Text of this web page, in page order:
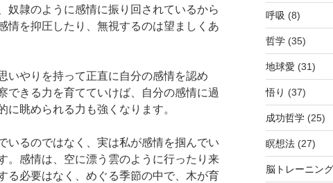
奴隷のように感情に振り回されているから
情を抑圧したり、無視するのは望ましくあ
いやりを持って正直に自分の感情を認め
できる力を育てていけば、自分の感情に過
に眺められる力も強くなります。
いるのではなく、実は私が感情を掴んでい
。感情は、空に漂う雲のように行ったり来
る必要はなく、めぐる季節の中で、木が育
呼吸 (8)
哲学(35)
地球愛 (31)
悟り (37)
成功哲学(25)
瞑想法(27)
脳トレーニング